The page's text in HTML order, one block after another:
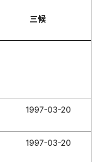
三候
1997-03-20
1997-03-20